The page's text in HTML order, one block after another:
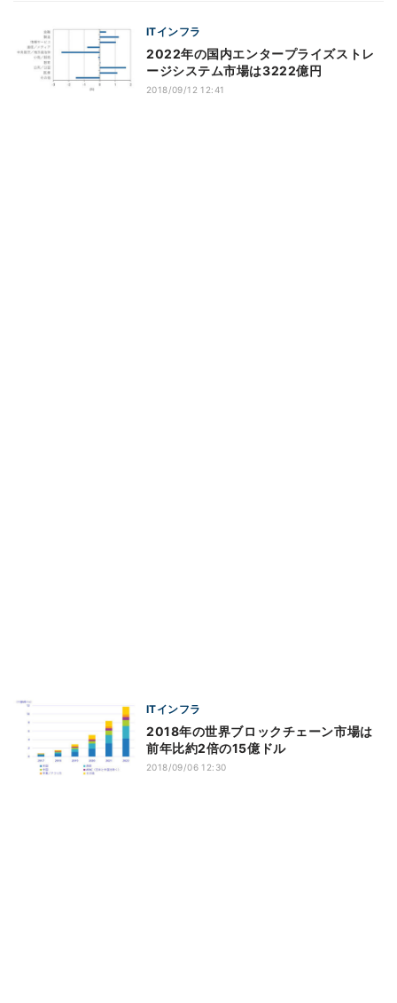
ITインフラ
2022年の国内エンタープライズストレ
ージシステム市場は3222億円
2018/09/12 12:41
ITインフラ
2018年の世界ブロックチェーン市場は
前年比約2倍の15億ドル
2018/09/06 12:30